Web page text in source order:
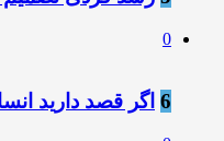
0
6 اگر قصد دارید